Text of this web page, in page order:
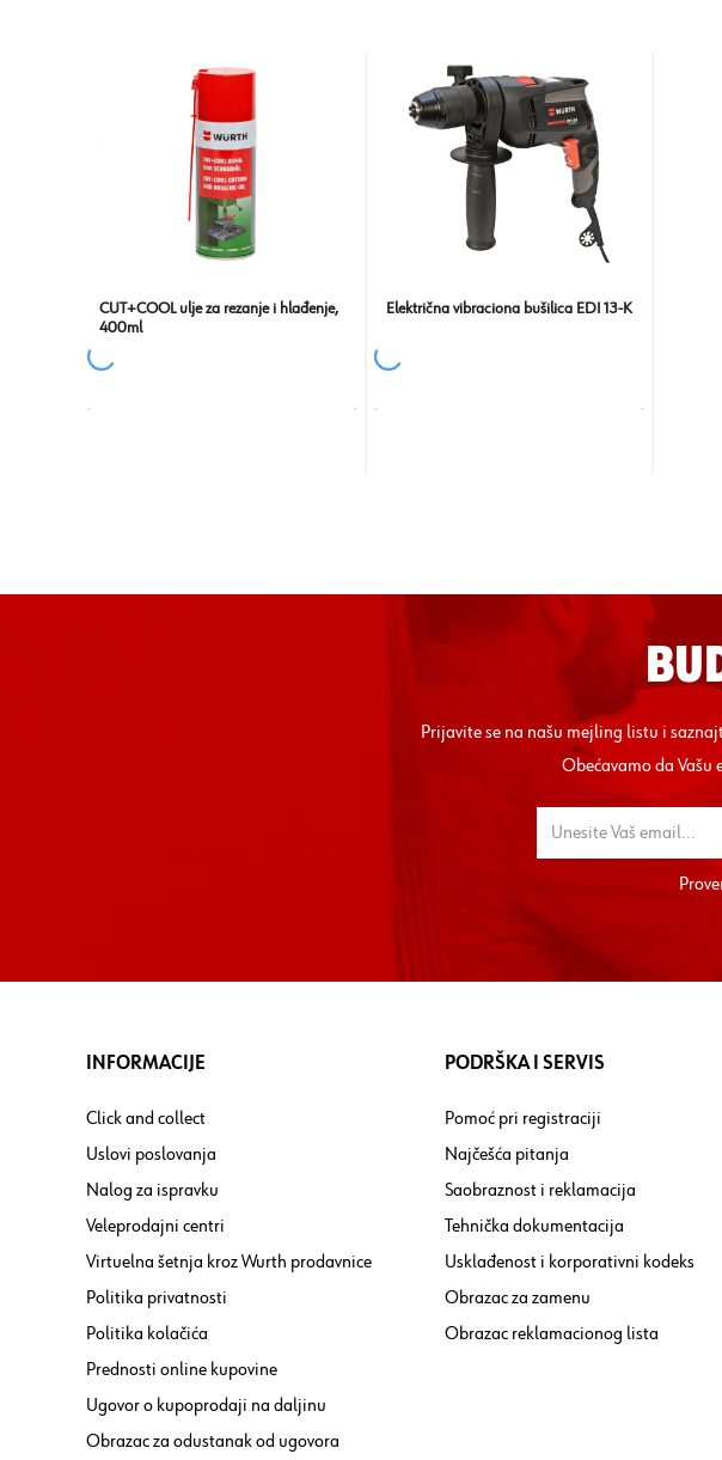
CUT+COOL ulje za rezanje i hlađenje,
400ml
Električna vibraciona bušilica EDI 13-K
Prijavite se na našu mejling listu i
Obećavamo da Vašu
INFORMACIJE
Click and collect
Uslovi poslovanja
Nalog za ispravku
Veleprodajni centri
Virtuelna šetnja kroz Wurth prodavnice
Politika privatnosti
Politika kolačića
Prednosti online kupovine
Ugovor o kupoprodaji na daljinu
Obrazac za odustanak od ugovora
PODRŠKA I SERVIS
Pomoć pri registraciji
Najčešća pitanja
Saobraznost i reklamacija
Tehnička dokumentacija
Usklađenost i korporativni kodeks
Obrazac za zamenu
Obrazac reklamacionog lista